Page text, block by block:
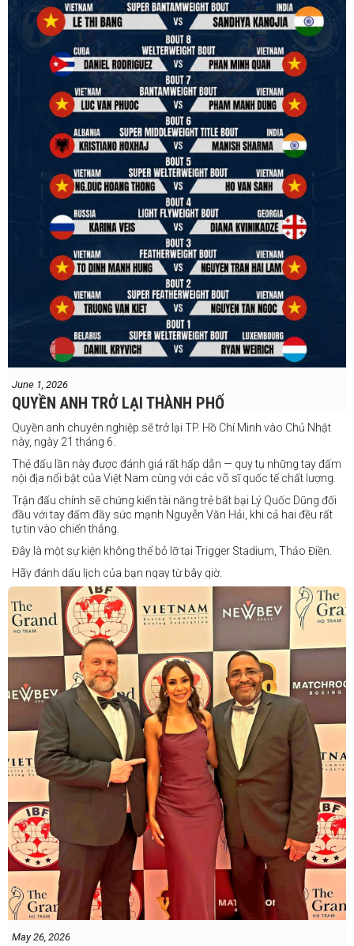
We will release more photos once IBF has had the chance to
review them and release it officially.
#ibfconvention
#grandhotram
#professionalboxing
#41stibfconvention
June 1, 2026
QUYỀN ANH TRỞ LẠI THÀNH PHỐ
Quyền anh chuyên nghiệp sẽ trở lại TP. Hồ Chí Minh vào Chủ Nhật
này, ngày 21 tháng 6.
Thẻ đấu lần này được đánh giá rất hấp dẫn — quy tụ những tay đấm
nội địa nổi bật của Việt Nam cùng với các võ sĩ quốc tế chất lượng.
Trận đấu chính sẽ chứng kiến tài năng trẻ bất bại Lý Quốc Dũng đối
đầu với tay đấm đầy sức mạnh Nguyễn Văn Hải, khi cả hai đều rất
tự tin vào chiến thắng.
Đây là một sự kiện không thể bỏ lỡ tại Trigger Stadium, Thảo Điền.
Hãy đánh dấu lịch của bạn ngay từ bây giờ.
Thông tin cập nhật sẽ sớm được công bố.
May 26, 2026